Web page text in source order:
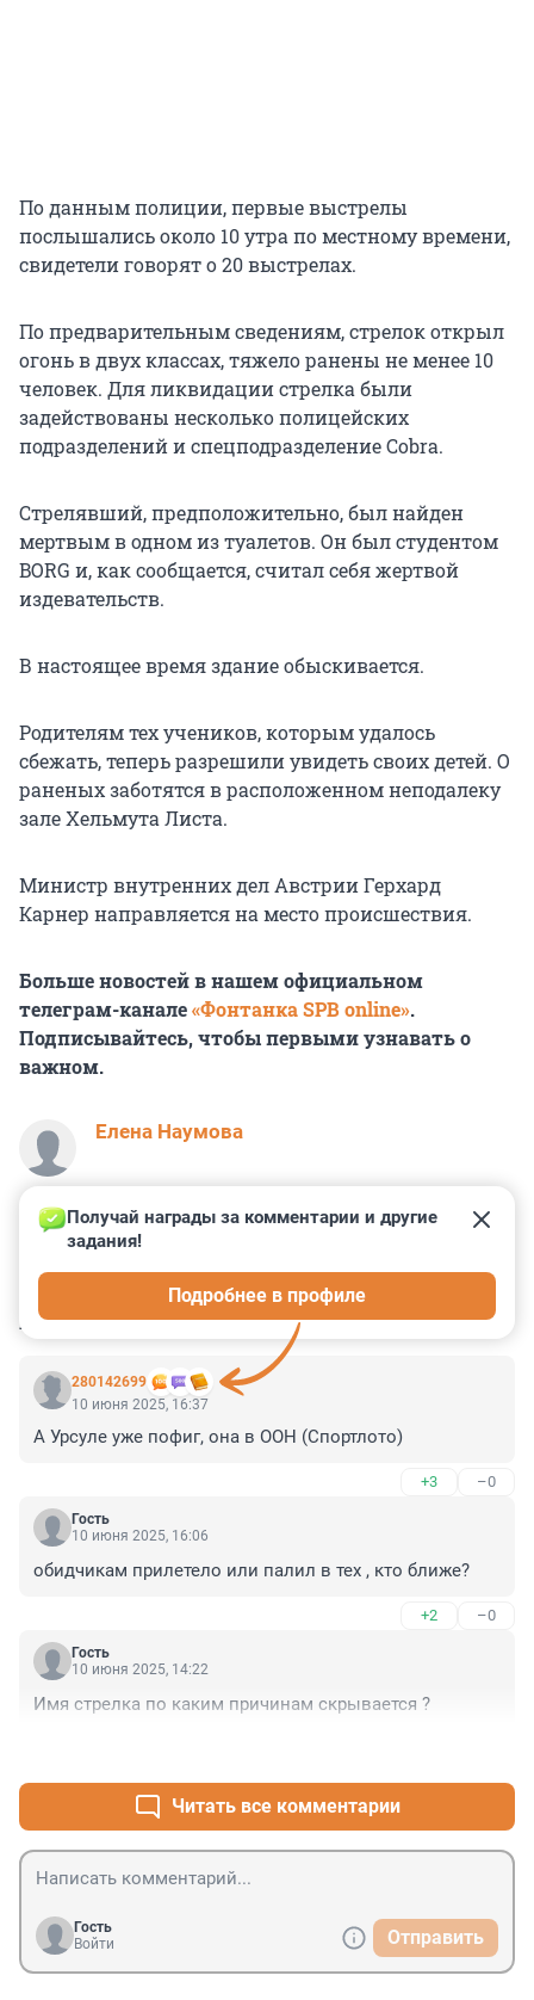
По данным полиции, первые выстрелы
послышались около 10 утра по местному времени,
свидетели говорят о 20 выстрелах.
По предварительным сведениям, стрелок открыл
огонь в двух классах, тяжело ранены не менее 10
человек. Для ликвидации стрелка были
задействованы несколько полицейских
подразделений и спецподразделение Cobra.
Стрелявший, предположительно, был найден
мертвым в одном из туалетов. Он был студентом
BORG и, как сообщается, считал себя жертвой
издевательств.
В настоящее время здание обыскивается.
Родителям тех учеников, которым удалось
сбежать, теперь разрешили увидеть своих детей. О
раненых заботятся в расположенном неподалеку
зале Хельмута Листа.
Министр внутренних дел Австрии Герхард
Карнер направляется на место происшествия.
Больше новостей в нашем официальном
телеграм-канале«Фонтанка SPB online».
Подписывайтесь, чтобы первыми узнавать о
важном.
Елена Наумова
КОММЕНТАРИИ 54
280142699
Получай награды за комментарии и другие
задания!
Подробнее в профиле
10 июня 2025, 16:37
А Урсуле уже пофиг, она в ООН (Спортлото)
+3 –0
Гость
10 июня 2025, 16:06
обидчикам прилетело или палил в тех , кто ближе?
+2 –0
Гость
10 июня 2025, 14:22
Имя стрелка по каким причинам скрывается ?
Читать все комментарии
Гость
Войти
Отправить